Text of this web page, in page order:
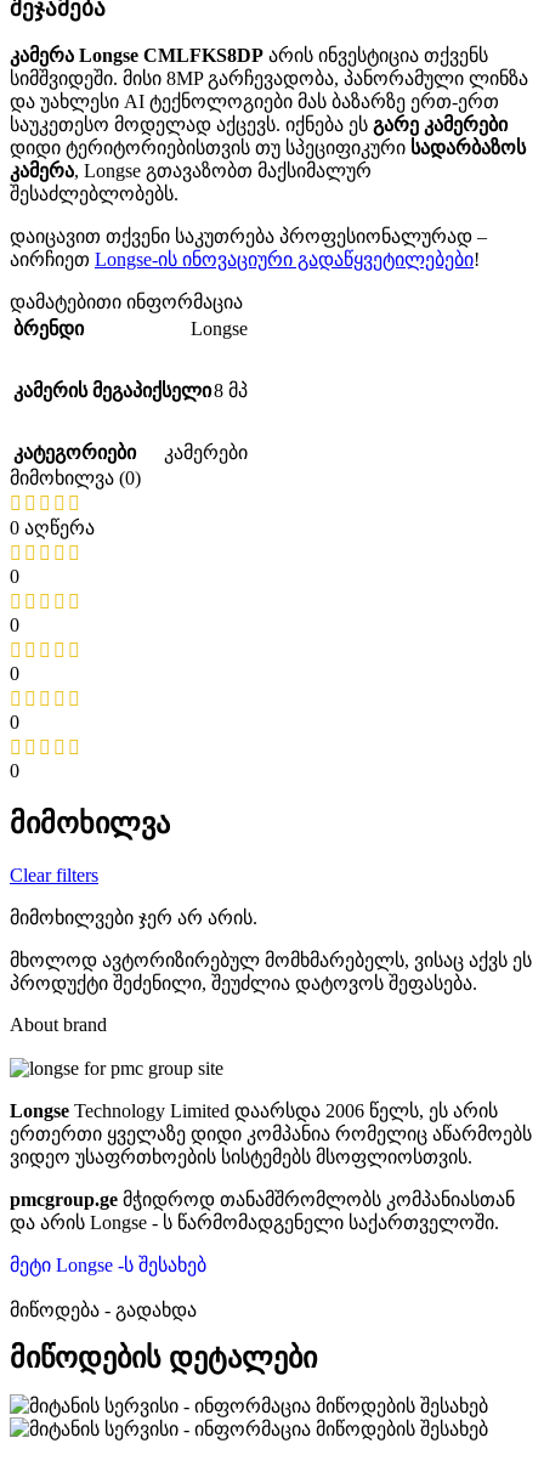
შეჯამება
კამერა Longse CMLFKS8DP არის ინვესტიცია თქვენს
სიმშვიდეში. მისი 8MP გარჩევადობა, პანორამული ლინზა
და უახლესი AI ტექნოლოგიები მას ბაზარზე ერთ-ერთ
საუკეთესო მოდელად აქცევს. იქნება ეს გარე კამერები
დიდი ტერიტორიებისთვის თუ სპეციფიკური სადარბაზოს
კამერა, Longse გთავაზობთ მაქსიმალურ
შესაძლებლობებს.
დაიცავით თქვენი საკუთრება პროფესიონალურად –
აირჩიეთ Longse-ის ინოვაციური გადაწყვეტილებები!
დამატებითი ინფორმაცია
ბრენდი
Longse
კამერის მეგაპიქსელი8 მპ
კატეგორიები
კამერები
მიმოხილვა (0)
0 აღწერა
0
0
0
0
0
მიმოხილვა
Clear filters
მიმოხილვები ჯერ არ არის.
მხოლოდ ავტორიზირებულ მომხმარებელს, ვისაც აქვს ეს
პროდუქტი შეძენილი, შეუძლია დატოვოს შეფასება.
About brand
Longse Technology Limited დაარსდა 2006 წელს, ეს არის
ერთერთი ყველაზე დიდი კომპანია რომელიც აწარმოებს
ვიდეო უსაფრთხოების სისტემებს მსოფლიოსთვის.
pmcgroup.ge მჭიდროდ თანამშრომლობს კომპანიასთან
და არის Longse - ს წარმომადგენელი საქართველოში.
მეტი Longse -ს შესახებ
მიწოდება - გადახდა
მიწოდების დეტალები